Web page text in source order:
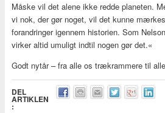
Måske vil det alene ikke redde planeten.
vi nok, der gør noget, vil det kunne
forandringer igennem historien. Som
virker altid umuligt indtil nogen gør det.«
Godt nytår – fra alle os trækrammere til
DEL
ARTIKLEN
: